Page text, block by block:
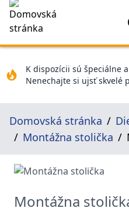
K dispozícii sú špeciálne
Nenechajte si ujsť skvelé
Domovská stránka
Montážna stolička
Montážna